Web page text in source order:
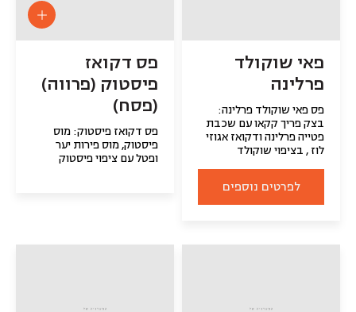
פאי שוקולד
פרלינה
פס פאי שוקולד פרלינה:
בצק פריך קקאו עם שכבת
פטייה פרלינה ודקואז אגוזי
לוז , בציפוי שוקולד
לפרטים נוספים
פס דקואז
פיסטוק (פרווה)
(פסח)
פס דקואז פיסטוק: מוס
פיסטוק, מוס פירות יער
ופטל עם ציפוי פיסטוק